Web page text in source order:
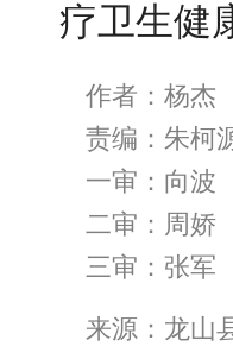
疗卫生健
作者：杨杰
责编：朱柯
一审：向波
二审：周娇
三审：张军
来源：龙山